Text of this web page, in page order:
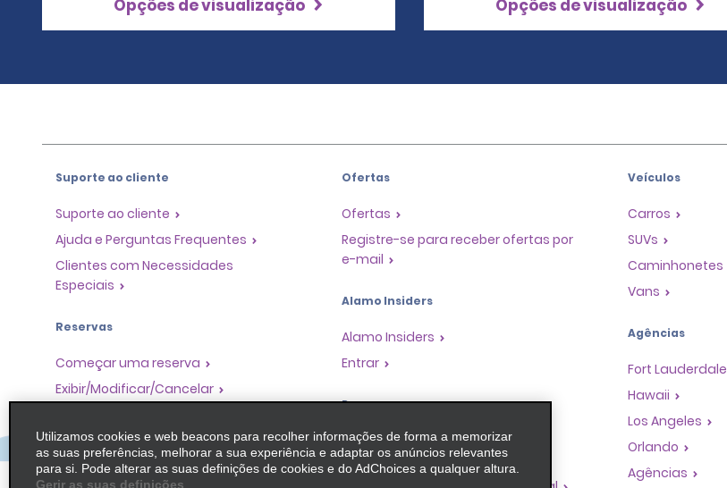
Opções de visualização Opções de visualização
Suporte ao cliente
Suporte ao cliente
Ajuda e Perguntas Frequentes
Clientes com Necessidades
Especiais
Reservas
Começar uma reserva
Exibir/Modificar/Cancelar
Pular o guichê
Viagens anteriores / Recibos
Ofertas
Ofertas
Registre-se para receber ofertas por
e-mail
Alamo Insiders
Alamo Insiders
Entrar
Programas
Programa de Premiação de
Parceiros
Veículos
Carros
SUVs
Caminhonetes
Vans
Agências
Fort Lauderdale
Hawaii
Los Angeles
Orlando
Agências
Utilizamos cookies e web beacons para recolher informações de forma a memorizar
as suas preferências, melhorar a sua experiência e adaptar os anúncios relevantes
para si. Pode alterar as suas definições de cookies e do AdChoices a qualquer altura.
Gerir as suas definições